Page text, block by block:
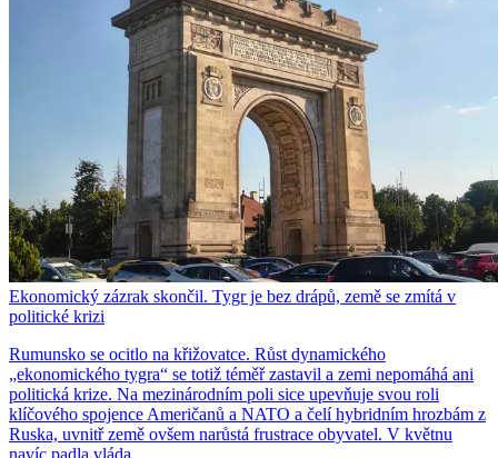
Ekonomický zázrak skončil. Tygr je bez drápů, země se zmítá v
politické krizi
Rumunsko se ocitlo na křižovatce. Růst dynamického
„ekonomického tygra“ se totiž téměř zastavil a zemi nepomáhá ani
politická krize. Na mezinárodním poli sice upevňuje svou roli
klíčového spojence Američanů a NATO a čelí hybridním hrozbám z
Ruska, uvnitř země ovšem narůstá frustrace obyvatel. V květnu